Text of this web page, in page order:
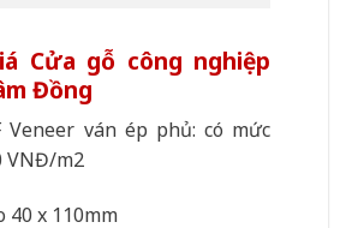
Cửa gỗ công nghiệp
Đồng
Veneer ván ép phủ: có mức
VNĐ/m2
40 x 110mm